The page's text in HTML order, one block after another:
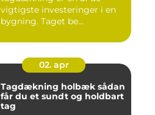
vigtigste investeringer i en
bygning. Taget be...
02. apr
Tagdækning holbæk sådan
får du et sundt og holdbart
tag